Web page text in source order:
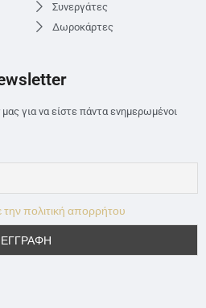
Συνεργάτες
Δωροκάρτες
για να είστε πάντα ενημερωμένοι
την πολιτική απορρήτου